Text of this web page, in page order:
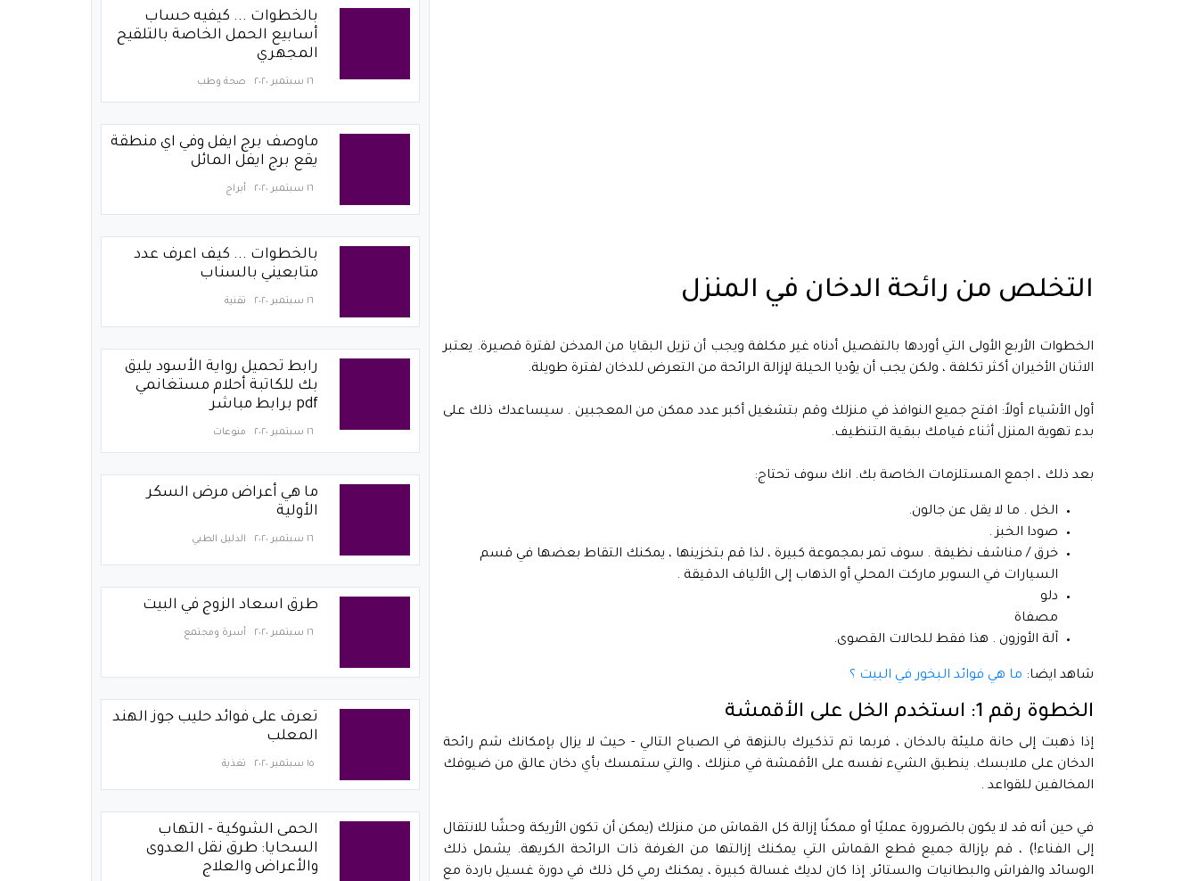
التخلص من رائحة الدخان في المنزل
الخطوات الأربع الأولى التي أوردها بالتفصيل أدناه غير مكلفة ويجب أن تزيل البقايا من المدخن لفترة قصيرة. يعتبر
الاثنان الأخيران أكثر تكلفة ، ولكن يجب أن يؤديا الحيلة لإزالة الرائحة من التعرض للدخان لفترة طويلة.
أول الأشياء أولاً: افتح جميع النوافذ في منزلك وقم بتشغيل أكبر عدد ممكن من المعجبين . سيساعدك ذلك على
بدء تهوية المنزل أثناء قيامك ببقية التنظيف.
بعد ذلك ، اجمع المستلزمات الخاصة بك. انك سوف تحتاج:
الخل . ما لا يقل عن جالون.
صودا الخبز .
خرق / مناشف نظيفة . سوف تمر بمجموعة كبيرة ، لذا قم بتخزينها ، يمكنك التقاط بعضها في قسم
السيارات في السوبر ماركت المحلي أو الذهاب إلى الألياف الدقيقة .
دلو
مصفاة
آلة الأوزون . هذا فقط للحالات القصوى.
شاهد ايضا: ما هي فوائد البخور في البيت ؟
الخطوة رقم 1: استخدم الخل على الأقمشة
إذا ذهبت إلى حانة مليئة بالدخان ، فربما تم تذكيرك بالنزهة في الصباح التالي - حيث لا يزال بإمكانك شم رائحة
الدخان على ملابسك. ينطبق الشيء نفسه على الأقمشة في منزلك ، والتي ستمسك بأي دخان عالق من ضيوفك
المخالفين للقواعد .
في حين أنه قد لا يكون بالضرورة عمليًا أو ممكنًا إزالة كل القماش من منزلك (يمكن أن تكون الأريكة وحشًا للانتقال
إلى الفناء!) ، قم بإزالة جميع قطع القماش التي يمكنك إزالتها من الغرفة ذات الرائحة الكريهة. يشمل ذلك
الوسائد والفراش والبطانيات والستائر. إذا كان لديك غسالة كبيرة ، يمكنك رمي كل ذلك في دورة غسيل باردة مع
بالخطوات ... كيفيه حساب
أسابيع الحمل الخاصة بالتلقيح
المجهري
١٦ سبتمبر ٢٠٢٠ صحة وطب
ماوصف برج ايفل وفي اي منطقة
يقع برج ايفل المائل
١٦ سبتمبر ٢٠٢٠ أبراج
بالخطوات ... كيف اعرف عدد
متابعيني بالسناب
١٦ سبتمبر ٢٠٢٠ تقنية
رابط تحميل رواية الأسود يليق
بك للكاتبة أحلام مستغانمي
pdf برابط مباشر
١٦ سبتمبر ٢٠٢٠ منوعات
ما هي أعراض مرض السكر
الأولية
١٦ سبتمبر ٢٠٢٠ الدليل الطبي
طرق اسعاد الزوج في البيت
١٦ سبتمبر ٢٠٢٠ أسرة ومجتمع
تعرف على فوائد حليب جوز الهند
المعلب
١٥ سبتمبر ٢٠٢٠ تغذية
الحمى الشوكية - التهاب
السحايا: طرق نقل العدوى
والأعراض والعلاج